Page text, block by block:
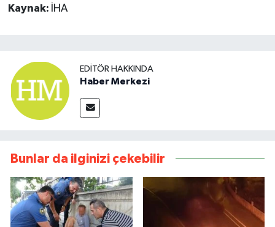
Kaynak: İHA
EDITÖR HAKKINDA
Haber Merkezi
Bunlar da ilginizi çekebilir